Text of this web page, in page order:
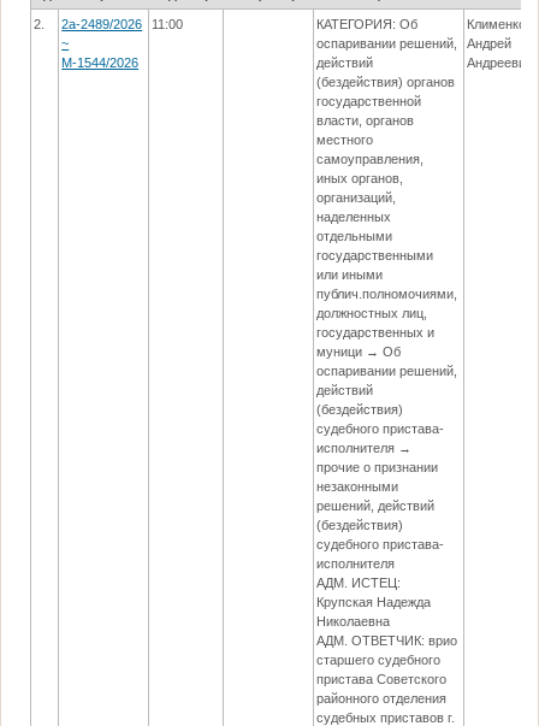
2.
2а-2489/2026
~
М-1544/2026
11:00
КАТЕГОРИЯ: Об
оспаривании решений,
действий
(бездействия) органов
государственной
власти, органов
местного
самоуправления,
иных органов,
организаций,
наделенных
отдельными
государственными
или иными
публич.полномочиями,
должностных лиц,
государственных и
муници → Об
оспаривании решений,
действий
(бездействия)
судебного пристава-
исполнителя →
прочие о признании
незаконными
решений, действий
(бездействия)
судебного пристава-
исполнителя
АДМ. ИСТЕЦ:
Крупская Надежда
Николаевна
АДМ. ОТВЕТЧИК: врио
старшего судебного
пристава Советского
районного отделения
судебных приставов г.
Клименко
Андрей
Андреевич